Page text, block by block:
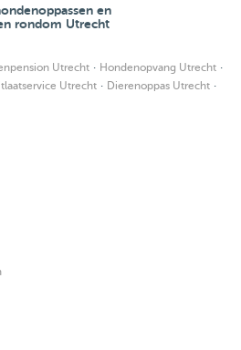
en
rondom Utrecht
Utrecht · Hondenopvang Utrecht ·
Utrecht · Dierenoppas Utrecht ·